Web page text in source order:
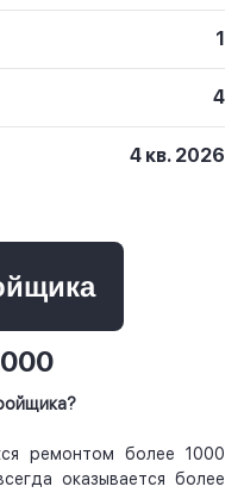
1
4
4 кв. 2026
ремонтом более 1000
оказывается более